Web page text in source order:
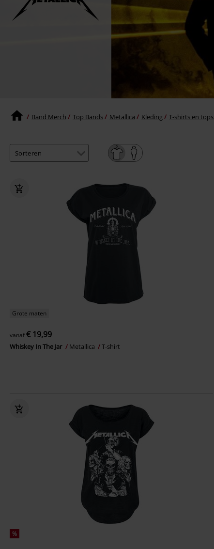
Band Merch Top Bands Metallica Kleding T-shirts en tops
Grote maten
vanaf€ 19,99
Whiskey In The Jar Metallica T-shirt
%